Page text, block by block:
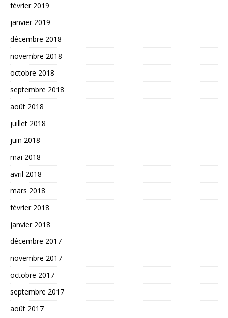
février 2019
janvier 2019
décembre 2018
novembre 2018
octobre 2018
septembre 2018
août 2018
juillet 2018
juin 2018
mai 2018
avril 2018
mars 2018
février 2018
janvier 2018
décembre 2017
novembre 2017
octobre 2017
septembre 2017
août 2017